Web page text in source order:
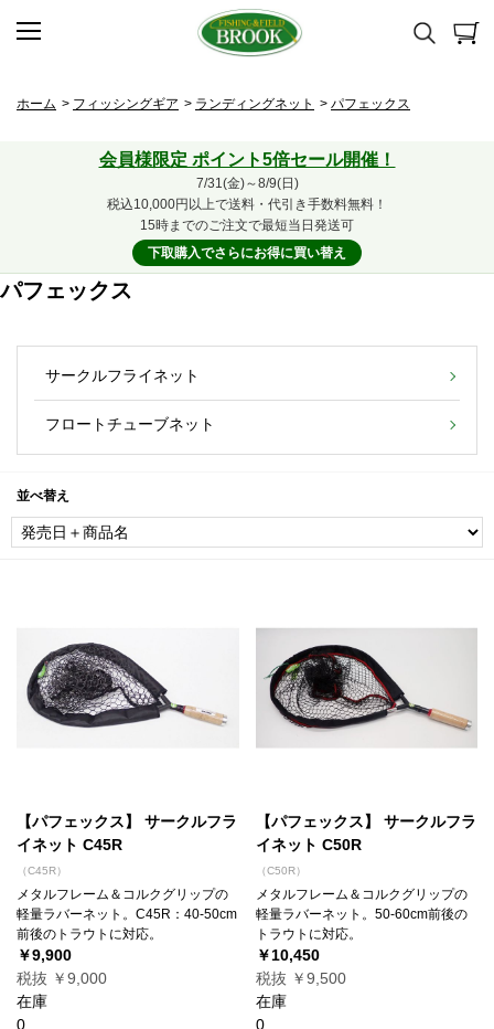
ホーム > フィッシングギア > ランディングネット > パフェックス
会員様限定 ポイント5倍セール開催！
7/31(金)～8/9(日)
税込10,000円以上で送料・代引き手数料無料！
15時までのご注文で最短当日発送可
下取購入でさらにお得に買い替え
パフェックス
サークルフライネット
フロートチューブネット
並べ替え
【パフェックス】 サークルフラ
イネット C45R
（C45R）
メタルフレーム＆コルクグリップの
軽量ラバーネット。C45R：40-50cm
前後のトラウトに対応。
￥9,900
税抜 ￥9,000
在庫
0
【パフェックス】 サークルフラ
イネット C50R
（C50R）
メタルフレーム＆コルクグリップの
軽量ラバーネット。50-60cm前後の
トラウトに対応。
￥10,450
税抜 ￥9,500
在庫
0